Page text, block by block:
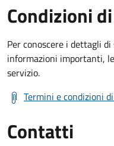
Condizioni
Per conoscere i dettagli
informazioni importanti,
servizio.
Termini e condizioni
Contatti